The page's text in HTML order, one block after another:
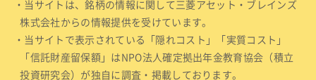
・当サイトは、銘柄の情報に関して三菱アセット・ブレインズ
株式会社からの情報提供を受けています。
・当サイトで表示されている「隠れコスト」「実質コスト」
「信託財産留保額」はNPO法人確定拠出年金教育協会（積立
投資研究会）が独自に調査・掲載しております。